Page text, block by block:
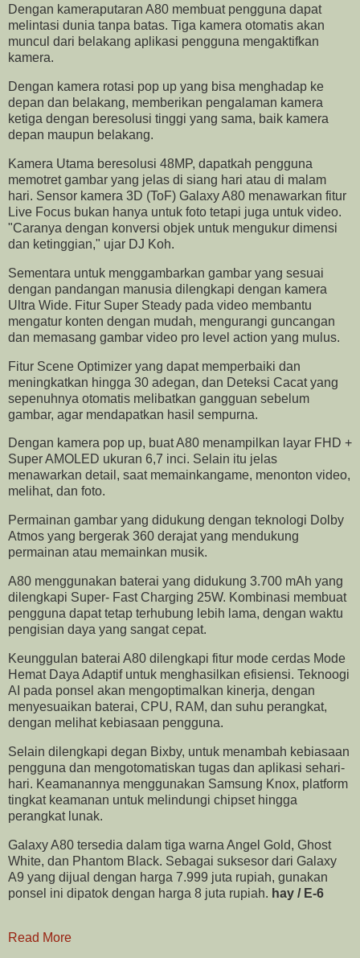
Dengan kameraputaran A80 membuat pengguna dapat
melintasi dunia tanpa batas. Tiga kamera otomatis akan
muncul dari belakang aplikasi pengguna mengaktifkan
kamera.
Dengan kamera rotasi pop up yang bisa menghadap ke
depan dan belakang, memberikan pengalaman kamera
ketiga dengan beresolusi tinggi yang sama, baik kamera
depan maupun belakang.
Kamera Utama beresolusi 48MP, dapatkah pengguna
memotret gambar yang jelas di siang hari atau di malam
hari. Sensor kamera 3D (ToF) Galaxy A80 menawarkan fitur
Live Focus bukan hanya untuk foto tetapi juga untuk video.
"Caranya dengan konversi objek untuk mengukur dimensi
dan ketinggian," ujar DJ Koh.
Sementara untuk menggambarkan gambar yang sesuai
dengan pandangan manusia dilengkapi dengan kamera
Ultra Wide. Fitur Super Steady pada video membantu
mengatur konten dengan mudah, mengurangi guncangan
dan memasang gambar video pro level action yang mulus.
Fitur Scene Optimizer yang dapat memperbaiki dan
meningkatkan hingga 30 adegan, dan Deteksi Cacat yang
sepenuhnya otomatis melibatkan gangguan sebelum
gambar, agar mendapatkan hasil sempurna.
Dengan kamera pop up, buat A80 menampilkan layar FHD +
Super AMOLED ukuran 6,7 inci. Selain itu jelas
menawarkan detail, saat memainkangame, menonton video,
melihat, dan foto.
Permainan gambar yang didukung dengan teknologi Dolby
Atmos yang bergerak 360 derajat yang mendukung
permainan atau memainkan musik.
A80 menggunakan baterai yang didukung 3.700 mAh yang
dilengkapi Super- Fast Charging 25W. Kombinasi membuat
pengguna dapat tetap terhubung lebih lama, dengan waktu
pengisian daya yang sangat cepat.
Keunggulan baterai A80 dilengkapi fitur mode cerdas Mode
Hemat Daya Adaptif untuk menghasilkan efisiensi. Teknoogi
AI pada ponsel akan mengoptimalkan kinerja, dengan
menyesuaikan baterai, CPU, RAM, dan suhu perangkat,
dengan melihat kebiasaan pengguna.
Selain dilengkapi degan Bixby, untuk menambah kebiasaan
pengguna dan mengotomatiskan tugas dan aplikasi sehari-
hari. Keamanannya menggunakan Samsung Knox, platform
tingkat keamanan untuk melindungi chipset hingga
perangkat lunak.
Galaxy A80 tersedia dalam tiga warna Angel Gold, Ghost
White, dan Phantom Black. Sebagai suksesor dari Galaxy
A9 yang dijual dengan harga 7.999 juta rupiah, gunakan
ponsel ini dipatok dengan harga 8 juta rupiah. hay / E-6
Read More